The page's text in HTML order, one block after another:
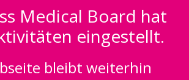
Medical Board hat
eingestellt.
bleibt weiterhin